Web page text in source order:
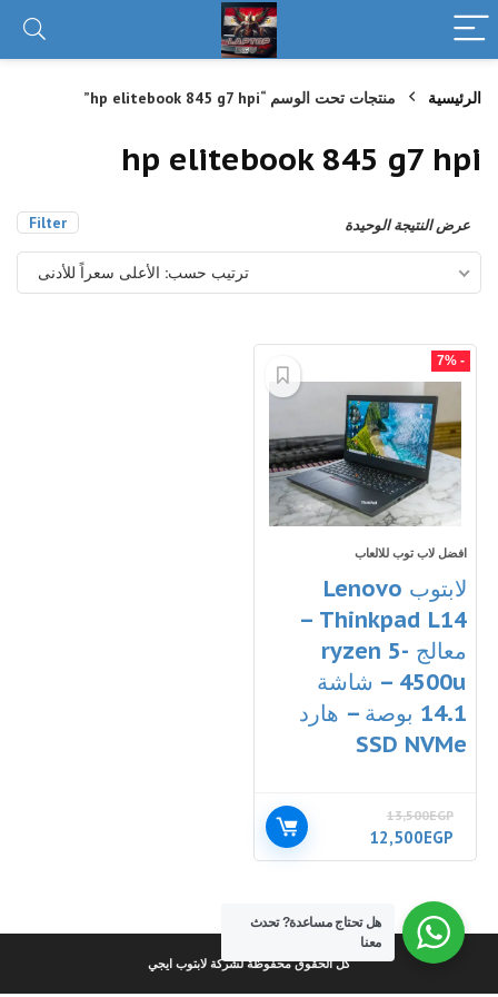
الرئيسية منتجات تحت الوسم “hp elitebook 845 g7 hpi”
hp elitebook 845 g7 hpi
Filter عرض النتيجة الوحيدة
ترتيب حسب: الأعلى سعراً للأدنى
- 7%
افضل لاب توب للالعاب
لابتوب Lenovo
Thinkpad L14 –
معالج ryzen 5-
4500u – شاشة
14.1 بوصة – هارد
SSD NVMe
13,500EGP
السعر
الأصلي
13,500EGP.
12,500EGP
الحالي
كل الحقوق محفوظة لشركة لابتوب ايجي
هل تحتاج مساعدة?تحدث
معنا